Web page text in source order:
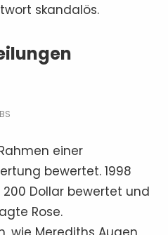
skandalös.
einer
bewertet. 1998
Dollar bewertet und
Rose.